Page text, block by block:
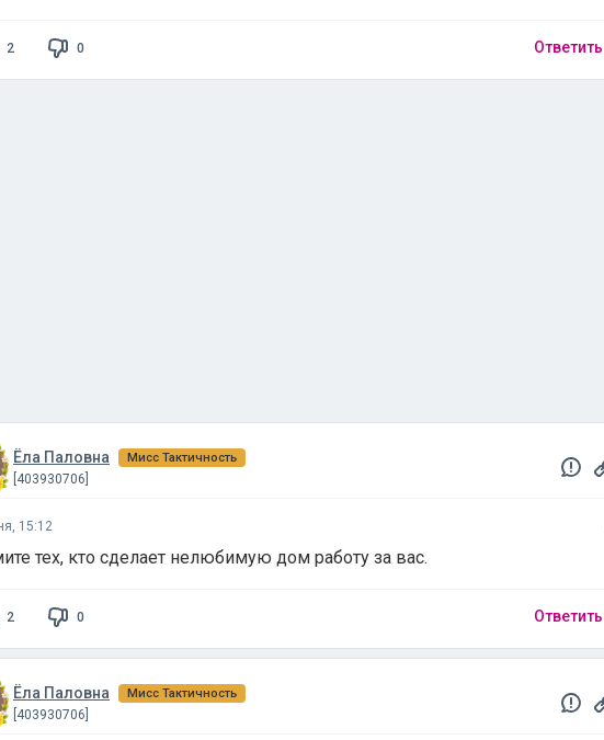
2 0 Ответить
Ёла Паловна Мисс Тактичность
[403930706]
15:12
тех, кто сделает нелюбимую дом работу за вас.
2 0 Ответить
Ёла Паловна Мисс Тактичность
[403930706]